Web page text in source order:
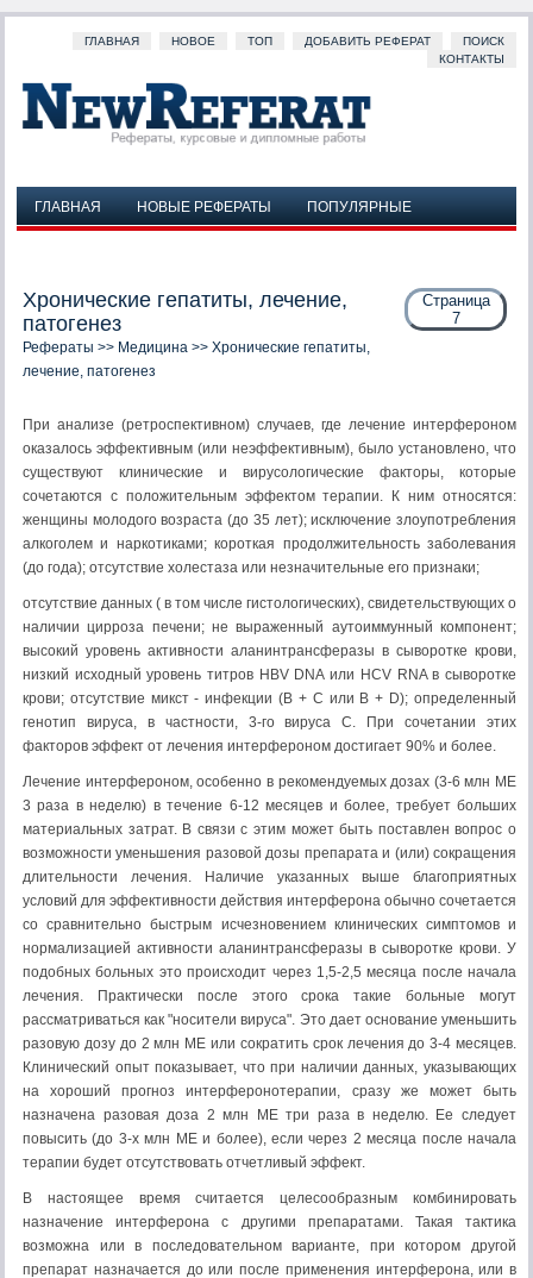
ГЛАВНАЯ НОВОЕ ТОП ДОБАВИТЬ РЕФЕРАТ
ПОИСК
КОНТАКТЫ
ГЛАВНАЯ НОВЫЕ РЕФЕРАТЫ
ПОПУЛЯРНЫЕ
Страница
7
Хронические гепатиты, лечение,
патогенез
Рефераты >> Медицина >> Хронические гепатиты,
лечение, патогенез
При анализе (ретроспективном) случаев, где лечение интерфероном
оказалось эффективным (или неэффективным), было установлено, что
существуют клинические и вирусологические факторы, которые
сочетаются с положительным эффектом терапии. К ним относятся:
женщины молодого возраста (до 35 лет); исключение злоупотребления
алкоголем и наркотиками; короткая продолжительность заболевания
(до года); отсутствие холестаза или незначительные его признаки;
отсутствие данных ( в том числе гистологических), свидетельствующих о
наличии цирроза печени; не выраженный аутоиммунный компонент;
высокий уровень активности аланинтрансферазы в сыворотке крови,
низкий исходный уровень титров HBV DNA или HCV RNA в сыворотке
крови; отсутствие микст - инфекции (В + С или В + D); определенный
генотип вируса, в частности, 3-го вируса С. При сочетании этих
факторов эффект от лечения интерфероном достигает 90% и более.
Лечение интерфероном, особенно в рекомендуемых дозах (3-6 млн ME
3 раза в неделю) в течение 6-12 месяцев и более, требует больших
материальных затрат. В связи с этим может быть поставлен вопрос о
возможности уменьшения разовой дозы препарата и (или) сокращения
длительности лечения. Наличие указанных выше благоприятных
условий для эффективности действия интерферона обычно сочетается
со сравнительно быстрым исчезновением клинических симптомов и
нормализацией активности аланинтрансферазы в сыворотке крови. У
подобных больных это происходит через 1,5-2,5 месяца после начала
лечения. Практически после этого срока такие больные могут
рассматриваться как "носители вируса". Это дает основание уменьшить
разовую дозу до 2 млн ME или сократить срок лечения до 3-4 месяцев.
Клинический опыт показывает, что при наличии данных, указывающих
на хороший прогноз интерферонотерапии, сразу же может быть
назначена разовая доза 2 млн ME три раза в неделю. Ее следует
повысить (до 3-х млн ME и более), если через 2 месяца после начала
терапии будет отсутствовать отчетливый эффект.
В настоящее время считается целесообразным комбинировать
назначение интерферона с другими препаратами. Такая тактика
возможна или в последовательном варианте, при котором другой
препарат назначается до или после применения интерферона, или в